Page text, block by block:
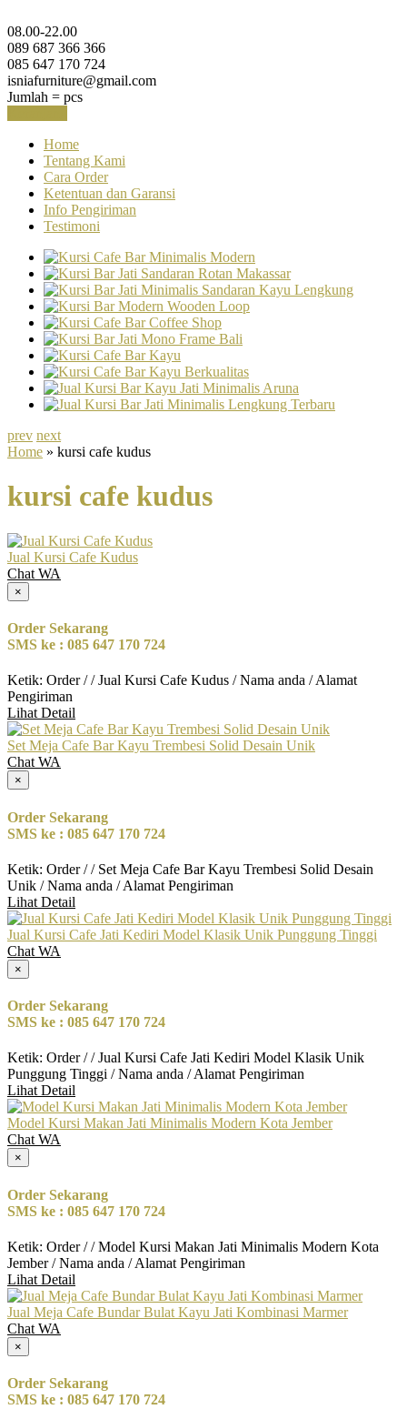
08.00-22.00
089 687 366 366
085 647 170 724
isniafurniture@gmail.com
Jumlah = pcs
Home
Tentang Kami
Cara Order
Ketentuan dan Garansi
Info Pengiriman
Testimoni
prev next
Home » kursi cafe kudus
kursi cafe kudus
Jual Kursi Cafe Kudus
Chat WA
×
Order Sekarang
SMS ke : 085 647 170 724
Ketik: Order / / Jual Kursi Cafe Kudus / Nama anda / Alamat
Pengiriman
Lihat Detail
Set Meja Cafe Bar Kayu Trembesi Solid Desain Unik
Chat WA
×
Order Sekarang
SMS ke : 085 647 170 724
Ketik: Order / / Set Meja Cafe Bar Kayu Trembesi Solid Desain
Unik / Nama anda / Alamat Pengiriman
Lihat Detail
Jual Kursi Cafe Jati Kediri Model Klasik Unik Punggung Tinggi
Chat WA
×
Order Sekarang
SMS ke : 085 647 170 724
Ketik: Order / / Jual Kursi Cafe Jati Kediri Model Klasik Unik
Punggung Tinggi / Nama anda / Alamat Pengiriman
Lihat Detail
Model Kursi Makan Jati Minimalis Modern Kota Jember
Chat WA
×
Order Sekarang
SMS ke : 085 647 170 724
Ketik: Order / / Model Kursi Makan Jati Minimalis Modern Kota
Jember / Nama anda / Alamat Pengiriman
Lihat Detail
Jual Meja Cafe Bundar Bulat Kayu Jati Kombinasi Marmer
Chat WA
×
Order Sekarang
SMS ke : 085 647 170 724